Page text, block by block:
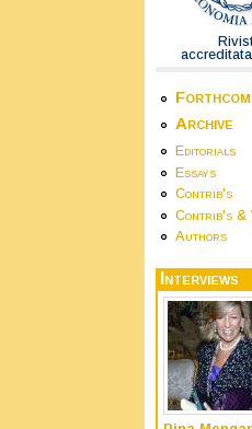
accreditata
Archive
Editorials
Essays
Contrib's
Contrib's &
Authors
Interviews